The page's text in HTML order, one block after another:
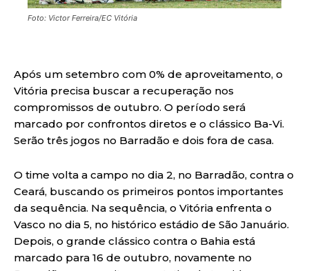
Foto: Victor Ferreira/EC Vitória
Após um setembro com 0% de aproveitamento, o
Vitória precisa buscar a recuperação nos
compromissos de outubro. O período será
marcado por confrontos diretos e o clássico Ba-Vi.
Serão três jogos no Barradão e dois fora de casa.
O time volta a campo no dia 2, no Barradão, contra o
Ceará, buscando os primeiros pontos importantes
da sequência. Na sequência, o Vitória enfrenta o
Vasco no dia 5, no histórico estádio de São Januário.
Depois, o grande clássico contra o Bahia está
marcado para 16 de outubro, novamente no